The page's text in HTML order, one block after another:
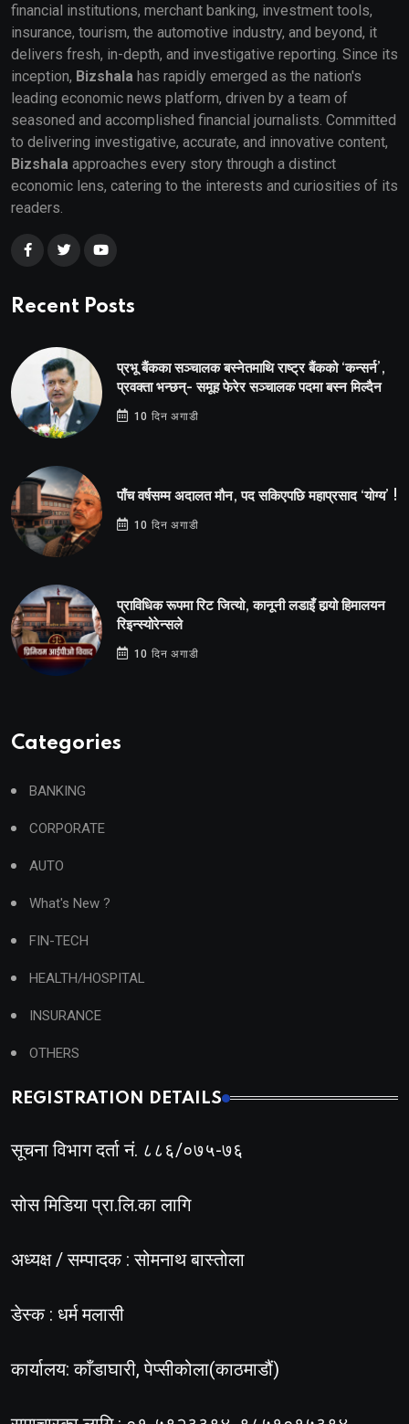
financial institutions, merchant banking, investment tools,
insurance, tourism, the automotive industry, and beyond, it
delivers fresh, in-depth, and investigative reporting. Since its
inception, Bizshala has rapidly emerged as the nation's
leading economic news platform, driven by a team of
seasoned and accomplished financial journalists. Committed
to delivering investigative, accurate, and innovative content,
Bizshala approaches every story through a distinct
economic lens, catering to the interests and curiosities of its
readers.
Recent Posts
प्रभू बैंकका सञ्चालक बस्नेतमाथि राष्ट्र बैंकको ‘कन्सर्न’,
प्रवक्ता भन्छन्- समूह फेरेर सञ्चालक पदमा बस्न मिल्दैन
10 दिन अगाडी
पाँच वर्षसम्म अदालत मौन, पद सकिएपछि महाप्रसाद ‘योग्य’ !
10 दिन अगाडी
प्राविधिक रूपमा रिट जित्यो, कानूनी लडाइँ हार्‍यो हिमालयन
रिइन्स्योरेन्सले
10 दिन अगाडी
Categories
BANKING
CORPORATE
AUTO
What's New ?
FIN-TECH
HEALTH/HOSPITAL
INSURANCE
OTHERS
REGISTRATION DETAILS
सूचना विभाग दर्ता नं. ८८६/०७५-७६
सोस मिडिया प्रा.लि.का लागि
अध्यक्ष / सम्पादक : सोमनाथ बास्तोला
डेस्क : धर्म मलासी
कार्यालय: काँडाघारी, पेप्सीकोला(काठमाडौं)